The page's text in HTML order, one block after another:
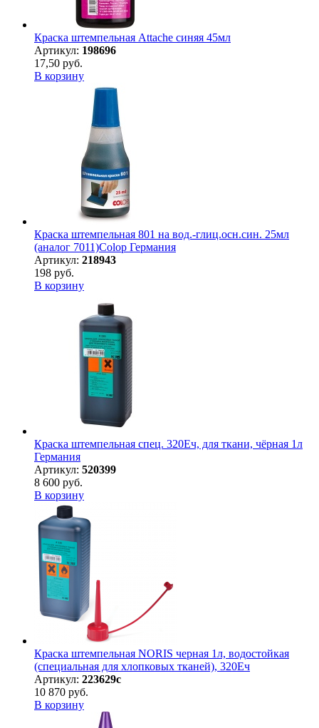
Краска штемпельная Attache синяя 45мл
Артикул: 198696
17,50 руб.
В корзину
Краска штемпельная 801 на вод.-глиц.осн.син. 25мл
(аналог 7011)Colop Германия
Артикул: 218943
198 руб.
В корзину
Краска штемпельная спец. 320Еч, для ткани, чёрная 1л
Германия
Артикул: 520399
8 600 руб.
В корзину
Краска штемпельная NORIS черная 1л, водостойкая
(специальная для хлопковых тканей), 320Eч
Артикул: 223629с
10 870 руб.
В корзину